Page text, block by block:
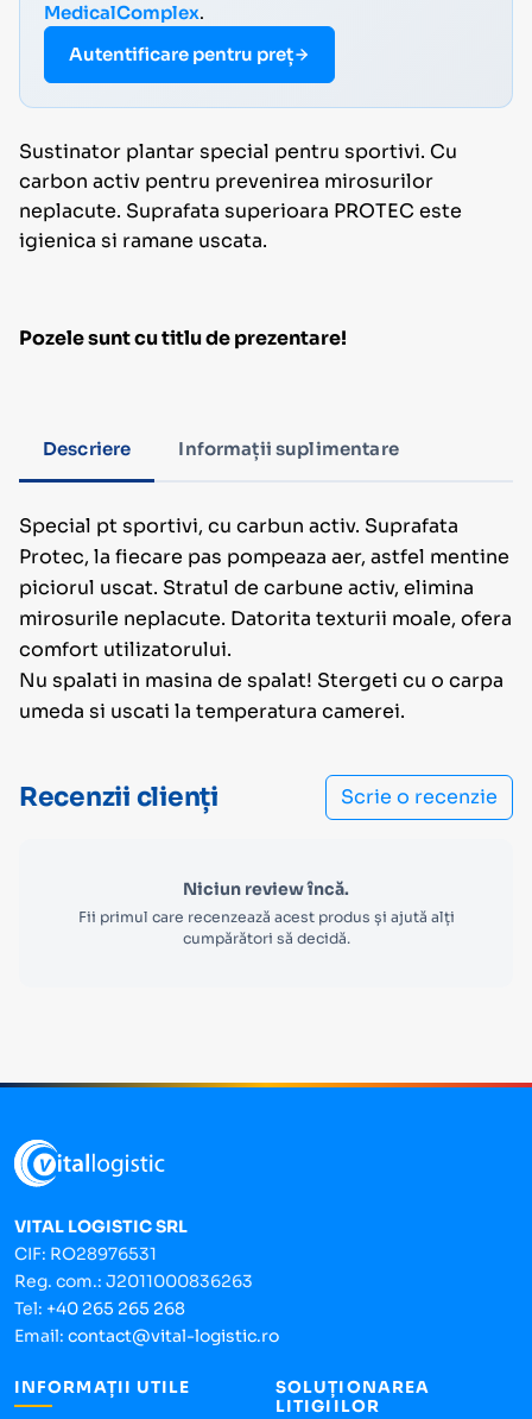
MedicalComplex.
Autentificare pentru preț
Sustinator plantar special pentru sportivi. Cu
carbon activ pentru prevenirea mirosurilor
neplacute. Suprafata superioara PROTEC este
igienica si ramane uscata.
Pozele sunt cu titlu de prezentare!
Descriere Informații suplimentare
Special pt sportivi, cu carbun activ. Suprafata
Protec, la fiecare pas pompeaza aer, astfel mentine
piciorul uscat. Stratul de carbune activ, elimina
mirosurile neplacute. Datorita texturii moale, ofera
comfort utilizatorului.
Nu spalati in masina de spalat! Stergeti cu o carpa
umeda si uscati la temperatura camerei.
Recenzii clienți Scrie o recenzie
Niciun review încă.
Fii primul care recenzează acest produs și ajută alți
cumpărători să decidă.
VITAL LOGISTIC SRL
CIF: RO28976531
Reg. com.: J2011000836263
Tel: +40 265 265 268
Email: contact@vital-logistic.ro
INFORMAȚII UTILE
SOLUȚIONAREA
LITIGIILOR